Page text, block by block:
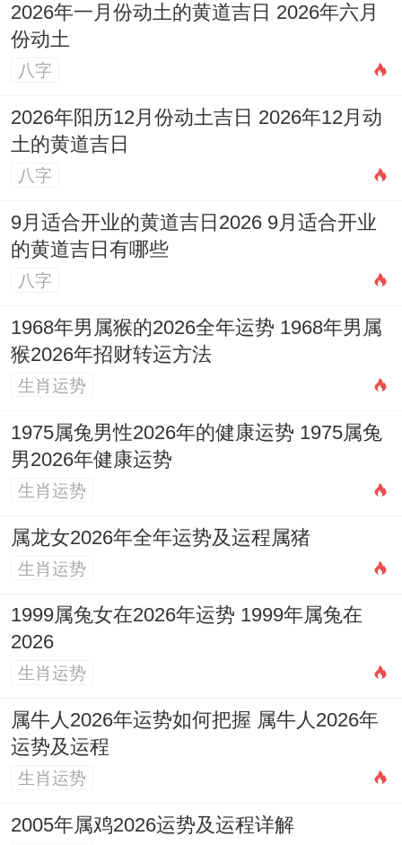
2026年一月份动土的黄道吉日 2026年六月
份动土
八字
2026年阳历12月份动土吉日 2026年12月动
土的黄道吉日
八字
9月适合开业的黄道吉日2026 9月适合开业
的黄道吉日有哪些
八字
1968年男属猴的2026全年运势 1968年男属
猴2026年招财转运方法
生肖运势
1975属兔男性2026年的健康运势 1975属兔
男2026年健康运势
生肖运势
属龙女2026年全年运势及运程属猪
生肖运势
1999属兔女在2026年运势 1999年属兔在
2026
生肖运势
属牛人2026年运势如何把握 属牛人2026年
运势及运程
生肖运势
2005年属鸡2026运势及运程详解